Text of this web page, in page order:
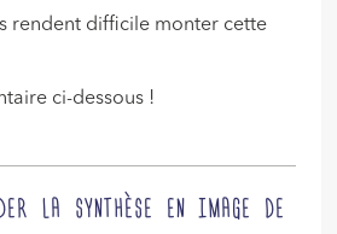
rendent difficile monter cette
ci-dessous !
LA SYNTHÈSE EN IMAGE DE